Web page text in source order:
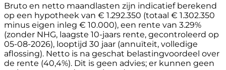
Bruto en netto maandlasten zijn indicatief berekend
op een hypotheek van € 1.292.350 (totaal € 1.302.350
minus eigen inleg € 10.000), een rente van 3.29%
(zonder NHG, laagste 10-jaars rente, gecontroleerd op
05-08-2026), looptijd 30 jaar (annuïteit, volledige
aflossing). Netto is na geschat belastingvoordeel over
de rente (40,4%). Dit is geen advies; er kunnen geen